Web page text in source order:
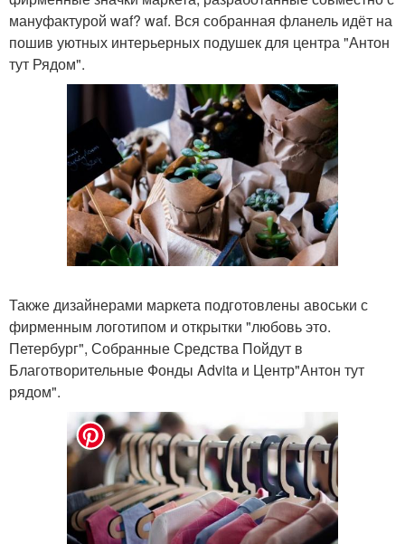
мануфактурой waf? waf. Вся собранная фланель идёт на
пошив уютных интерьерных подушек для центра "Антон
тут Рядом".
Также дизайнерами маркета подготовлены авоськи с
фирменным логотипом и открытки "любовь это.
Петербург", Собранные Средства Пойдут в
Благотворительные Фонды Advita и Центр"Антон тут
рядом".